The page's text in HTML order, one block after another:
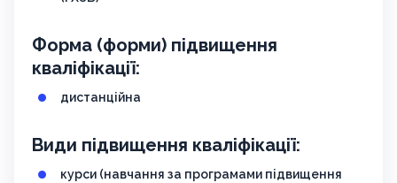
Форма (форми) підвищення
кваліфікації:
дистанційна
Види підвищення кваліфікації:
курси (навчання за програмами підвищення